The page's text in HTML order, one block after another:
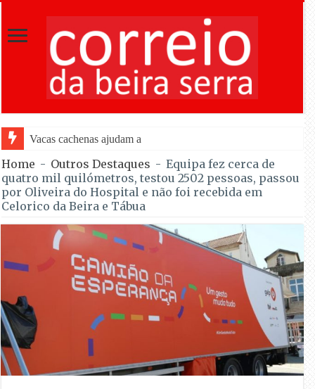
Vacas cachenas ajudam a prevenir incêndios em área florestal
Home - Outros Destaques - Equipa fez cerca de
quatro mil quilómetros, testou 2502 pessoas, passou
por Oliveira do Hospital e não foi recebida em
Celorico da Beira e Tábua